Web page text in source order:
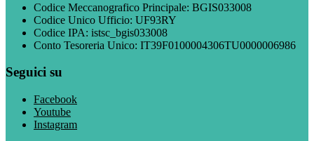
Codice Meccanografico Principale: BGIS033008
Codice Unico Ufficio: UF93RY
Codice IPA: istsc_bgis033008
Conto Tesoreria Unico: IT39F0100004306TU0000006986
Seguici su
Facebook
Youtube
Instagram